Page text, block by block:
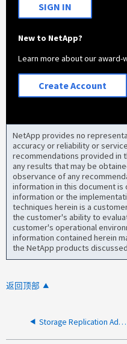
SIGN IN
New to NetApp?
Learn more about our award-
Create Account
NetApp provides no
accuracy or reliability or
recommendations provided in
any results that may be
observance of any
information in this document is
information or the
techniques herein is a
the customer's ability to
customer's operational
information contained herein
the NetApp products
返回顶部
Storage Replication Adapter (SRA)：正在运行、未向vSphere注册